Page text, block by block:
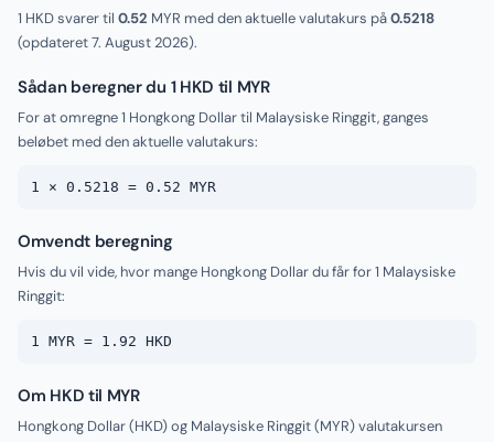
1 HKD svarer til 0.52 MYR med den aktuelle valutakurs på0.5218
(opdateret7. August 2026).
Sådan beregner du 1 HKD til MYR
For at omregne 1 Hongkong Dollar til Malaysiske Ringgit, ganges
beløbet med den aktuelle valutakurs:
1 × 0.5218 = 0.52 MYR
Omvendt beregning
Hvis du vil vide, hvor mange Hongkong Dollar du får for 1 Malaysiske
Ringgit:
1 MYR = 1.92 HKD
Om HKD til MYR
Hongkong Dollar (HKD) og Malaysiske Ringgit (MYR) valutakursen